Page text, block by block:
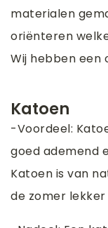
materialen
oriënteren
Wij hebben een
Katoen
-Voordeel:
goed ademend
Katoen is van
de zomer lekker